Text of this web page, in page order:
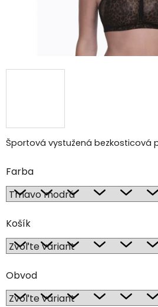
Športová vystužená bezkosticová
Farba
Košík
Obvod